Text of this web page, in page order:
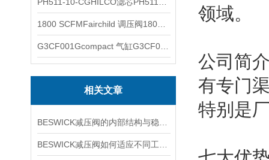
相关文章
领域。
公司简
有专门
特别是